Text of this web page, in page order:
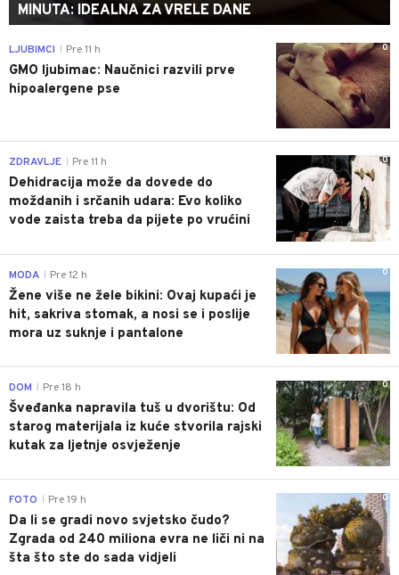
MINUTA: IDEALNA ZA VRELE DANE
0
LJUBIMCI Pre 11 h
GMO ljubimac: Naučnici razvili prve
hipoalergene pse
0
ZDRAVLJE Pre 11 h
Dehidracija može da dovede do
moždanih i srčanih udara: Evo koliko
vode zaista treba da pijete po vrućini
0
MODA Pre 12 h
Žene više ne žele bikini: Ovaj kupaći je
hit, sakriva stomak, a nosi se i poslije
mora uz suknje i pantalone
0
DOM Pre 18 h
Šveđanka napravila tuš u dvorištu: Od
starog materijala iz kuće stvorila rajski
kutak za ljetnje osvježenje
0
FOTO Pre 19 h
Da li se gradi novo svjetsko čudo?
Zgrada od 240 miliona evra ne liči ni na
šta što ste do sada vidjeli